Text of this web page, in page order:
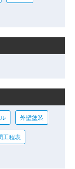
外壁塗装
工程表